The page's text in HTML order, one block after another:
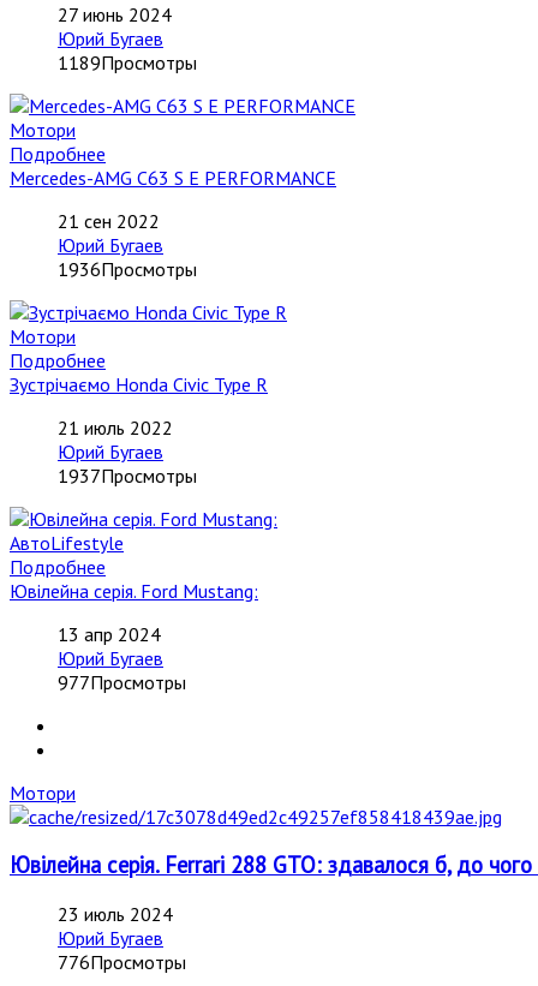
27 июнь 2024
Юрий Бугаев
1189Просмотры
Мотори
Подробнее
Mercedes-AMG C63 S E PERFORMANCE
21 сен 2022
Юрий Бугаев
1936Просмотры
Мотори
Подробнее
Зустрічаємо Honda Civic Type R
21 июль 2022
Юрий Бугаев
1937Просмотры
АвтоLifestyle
Подробнее
Ювілейна серія. Ford Mustang:
13 апр 2024
Юрий Бугаев
977Просмотры
Мотори
Ювілейна серія. Ferrari 288 GTO: здавалося б, до чого
23 июль 2024
Юрий Бугаев
776Просмотры